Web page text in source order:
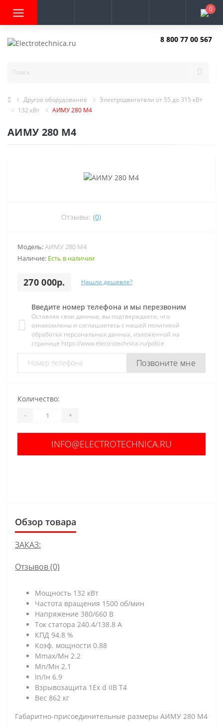
0
8 800 77 00 567
Другое оборудование
Электродвигатели от 55 до 315 кВт
132 кВт
АИМУ 280 M4
АИМУ 280 M4
Отзывы: (0)
Модель:АИМУ 280 M4
Наличие: Есть в наличии
270 000р. Нашли дешевле?
Введите номер телефона и мы перезвоним
Оставляя свои данные, вы подтверждаете, что
ознакомлены и соглашаетесь с нашей политикой
обработки персональных данных, изложенной на
странице https://www.electrotechnica.ru/police
Позвоните мне
Количество:
- +
INFO@ELECTROTECHNICA.RU
Обзор товара
ЗАКАЗ:
Отзывов (0)
Мощность 132 кВт
Частота вращения 1500 об/мин
Напряжение 380/660 В
Ток статора 240.4/138.8 А
КПД 94.8 %
Коэф. мощности 0.88
Mmax/Mн 2.2
Мп/Мн 2.1
Iп/Iн 6.9
Взрывозащита 1Ex d IIB T4
Вес 862 кг
Габаритно-присоединительные размеры АИМУ 280 M4